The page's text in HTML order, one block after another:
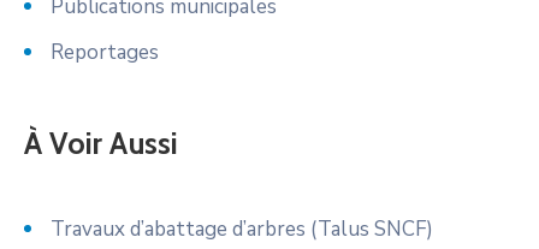
Publications municipales
Reportages
À Voir Aussi
Travaux d’abattage d’arbres (Talus SNCF)